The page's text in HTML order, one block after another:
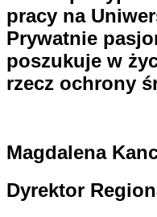
pracy na
Prywatnie
poszukuje w
rzecz ochrony
Magdalena
Dyrektor